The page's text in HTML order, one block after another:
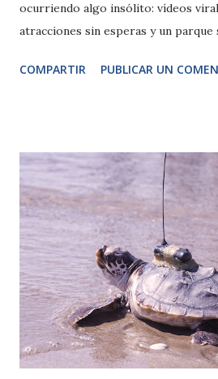
ocurriendo algo insólito: vídeos
atracciones sin esperas y un parque
afluencia Según el calendario de
de lo habitual. Incluso octubre y
visitantes que la temporada alta
Cambio en hábitos de viaje: más
escapadas en primavera u otoño,
especiales como Halloween.
inflación y el coste de vacaciones
desplazan visitas hacia meses más
europea: parques como Disneyland
ofrecen más valor percibido por el
monetiza...
COMPARTIR PUBLICAR UN